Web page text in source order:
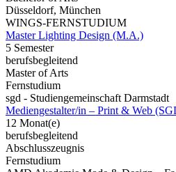
Düsseldorf, München
WINGS-FERNSTUDIUM
Master Lighting Design (M.A.)
5 Semester
berufsbegleitend
Master of Arts
Fernstudium
sgd - Studiengemeinschaft Darmstadt
Mediengestalter/in – Print & Web
12 Monat(e)
berufsbegleitend
Abschlusszeugnis
Fernstudium